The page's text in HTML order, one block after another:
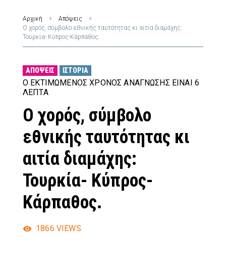
Αρχική
Απόψεις
Ο χορός, σύμβολο εθνικής ταυτότητας κι αιτία διαμάχης:
Τουρκία- Κύπρος-Κάρπαθος.
ΑΠΌΨΕΙΣ ΙΣΤΟΡΊΑ
Ο ΕΚΤΙΜΏΜΕΝΟΣ ΧΡΌΝΟΣ ΑΝΆΓΝΩΣΗΣ ΕΊΝΑΙ 6
ΛΕΠΤΆ
Ο χορός, σύμβολο
εθνικής ταυτότητας κι
αιτία διαμάχης:
Τουρκία- Κύπρος-
Κάρπαθος.
1866 VIEWS